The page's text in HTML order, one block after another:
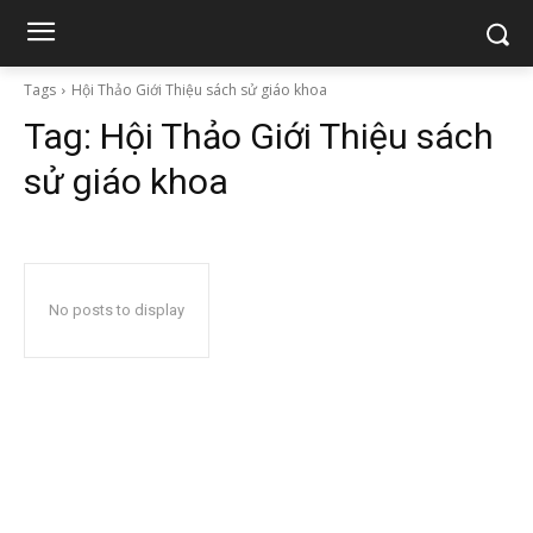
Tags Hội Thảo Giới Thiệu sách sử giáo khoa
Tag: Hội Thảo Giới Thiệu sách
sử giáo khoa
No posts to display